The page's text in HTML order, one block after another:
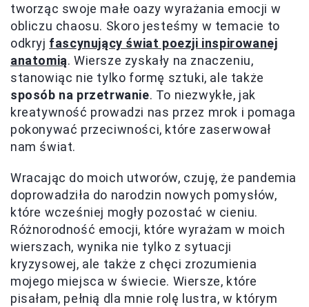
tworząc swoje małe oazy wyrażania emocji w
obliczu chaosu. Skoro jesteśmy w temacie to
odkryj fascynujący świat poezji inspirowanej
anatomią. Wiersze zyskały na znaczeniu,
stanowiąc nie tylko formę sztuki, ale także
sposób na przetrwanie. To niezwykłe, jak
kreatywność prowadzi nas przez mrok i pomaga
pokonywać przeciwności, które zaserwował
nam świat.
Wracając do moich utworów, czuję, że pandemia
doprowadziła do narodzin nowych pomysłów,
które wcześniej mogły pozostać w cieniu.
Różnorodność emocji, które wyrażam w moich
wierszach, wynika nie tylko z sytuacji
kryzysowej, ale także z chęci zrozumienia
mojego miejsca w świecie. Wiersze, które
pisałam, pełnią dla mnie rolę lustra, w którym